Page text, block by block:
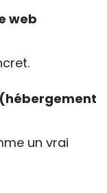
web
un vrai